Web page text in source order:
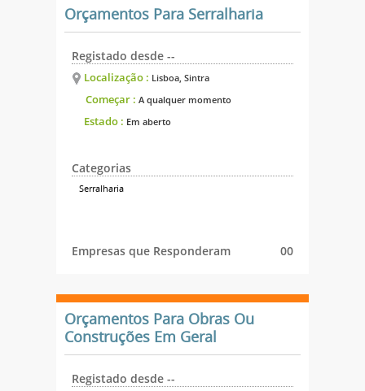
Orçamentos Para Serralharia
Registado desde --
Localização : Lisboa, Sintra
Começar : A qualquer momento
Estado : Em aberto
Categorias
Serralharia
Empresas que Responderam 00
Orçamentos Para Obras Ou
Construções Em Geral
Registado desde --